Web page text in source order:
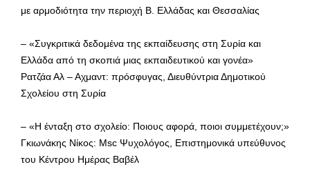
με αρμοδιότητα την περιοχή Β. Ελλάδας και Θεσσαλίας
– «Συγκριτικά δεδομένα της εκπαίδευσης στη Συρία και
Ελλάδα από τη σκοπιά μιας εκπαιδευτικού και γονέα»
Ρατζάα Αλ – Αχμαντ: πρόσφυγας, Διευθύντρια Δημοτικού
Σχολείου στη Συρία
– «Η ένταξη στο σχολείο: Ποιους αφορά, ποιοι συμμετέχουν;»
Γκιωνάκης Νίκος: Msc Ψυχολόγος, Επιστημονικά υπεύθυνος
του Κέντρου Ημέρας Βαβέλ